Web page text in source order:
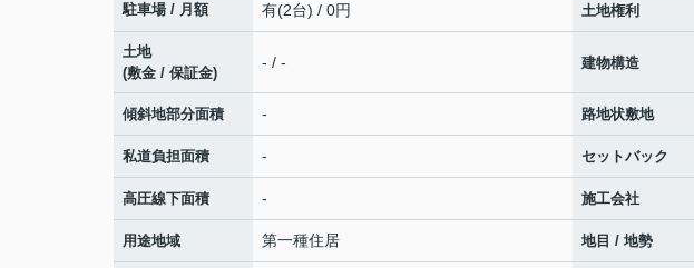
駐車場 / 月額 有(2台) / 0円 土地権利
土地
(敷金 / 保証金)
- / - 建物構造
傾斜地部分面積 - 路地状敷地
私道負担面積 - セットバック
高圧線下面積 - 施工会社
用途地域 第一種住居 地目 / 地勢